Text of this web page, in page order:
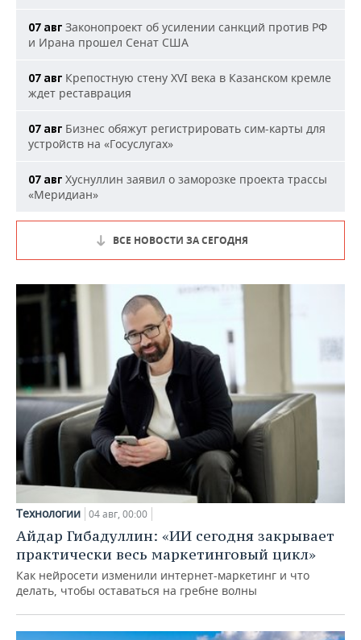
07 авг Законопроект об усилении санкций против РФ
и Ирана прошел Сенат США
07 авг Крепостную стену XVI века в Казанском кремле
ждет реставрация
07 авг Бизнес обяжут регистрировать сим-карты для
устройств на «Госуслугах»
07 авг Хуснуллин заявил о заморозке проекта трассы
«Меридиан»
ВСЕ НОВОСТИ ЗА СЕГОДНЯ
Технологии 04 авг, 00:00
Айдар Гибадуллин: «ИИ сегодня закрывает
практически весь маркетинговый цикл»
Как нейросети изменили интернет-маркетинг и что
делать, чтобы оставаться на гребне волны